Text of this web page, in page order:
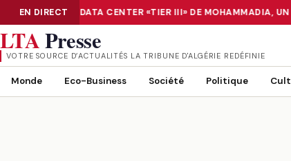
EN DIRECT: LE DATA CENTER «TIER III» DE MOHAMMADIA, UN
NUMÉRISATION : LE DATA CENTER «TIER III» DE
LTAPresse
VOTRE SOURCE D’ACTUALITÉS LA TRIBUNE D'ALGÉRIE REDÉFINIE
Monde Eco-Business Société Politique